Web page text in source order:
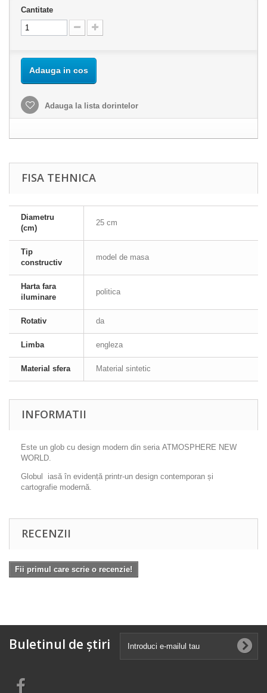
Cantitate
Adauga in cos
Adauga la lista dorintelor
FISA TEHNICA
Diametru
(cm)
25 cm
Tip
constructiv
model de masa
Harta fara
iluminare
politica
Rotativ da
Limba engleza
Material sfera Material sintetic
INFORMATII
Este un glob cu design modern din seria ATMOSPHERE NEW
WORLD.
Globul iasă în evidență printr-un design contemporan și
cartografie modernă.
RECENZII
Fii primul care scrie o recenzie!
Buletinul de știri